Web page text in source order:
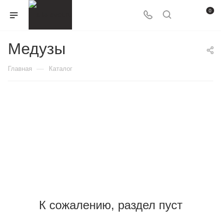
0
Медузы
Главная — Каталог
К сожалению, раздел пуст